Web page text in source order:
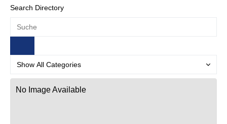
Search Directory
No Image Available